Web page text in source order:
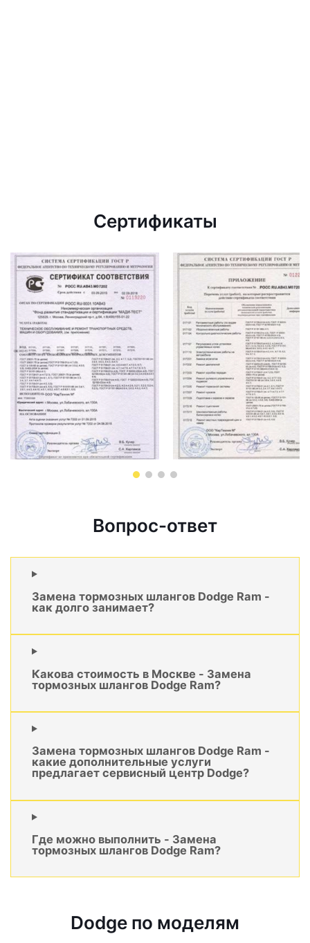
Сертификаты
Вопрос-ответ
Замена тормозных шлангов Dodge Ram -
как долго занимает?
Какова стоимость в Москве - Замена
тормозных шлангов Dodge Ram?
Замена тормозных шлангов Dodge Ram -
какие дополнительные услуги
предлагает сервисный центр Dodge?
Где можно выполнить - Замена
тормозных шлангов Dodge Ram?
Dodge по моделям